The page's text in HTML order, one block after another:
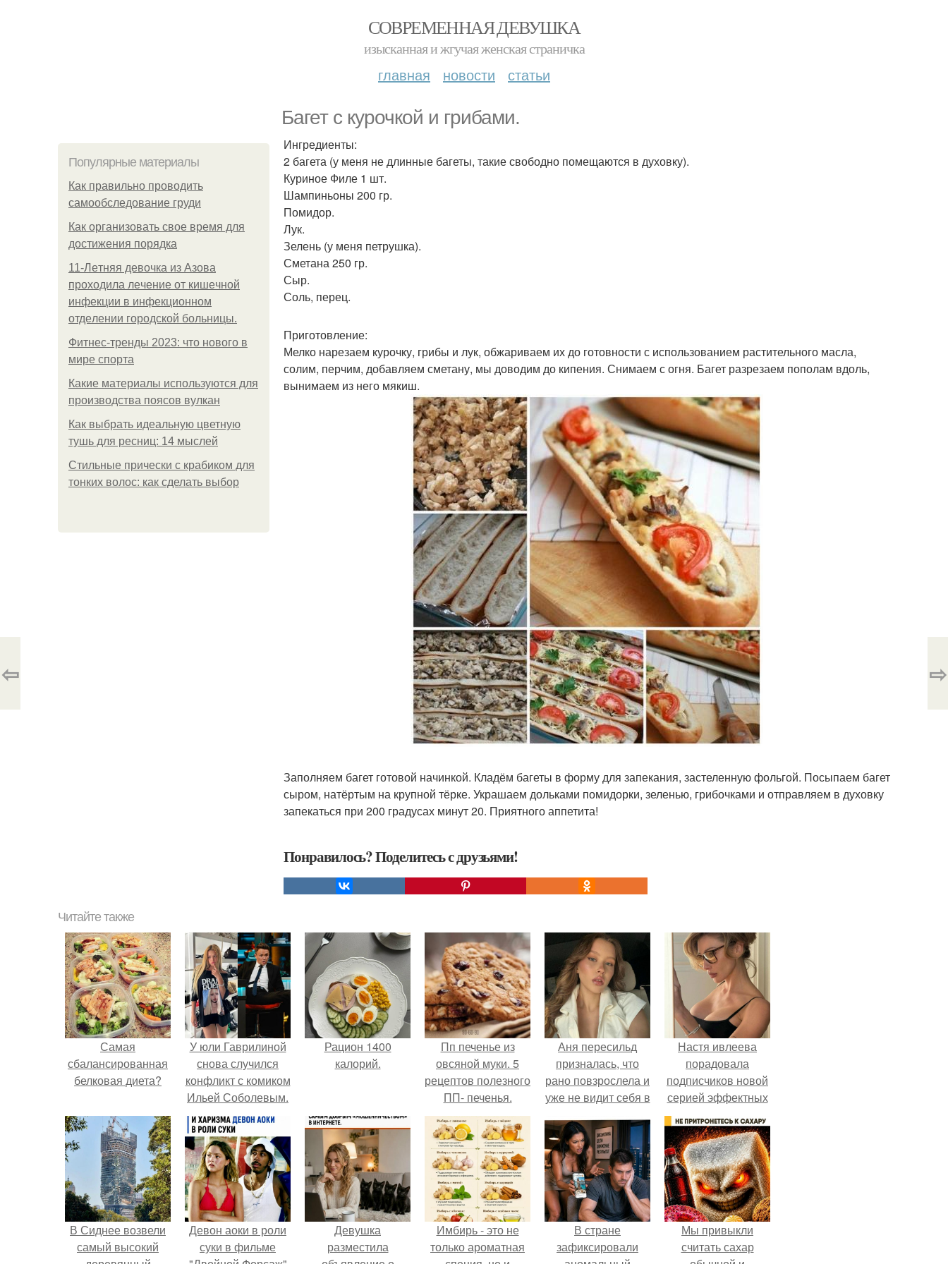
СОВРЕМЕННАЯ ДЕВУШКА
изысканная и жгучая женская страничка
главная новости статьи
Багет с курочкой и грибами.
Популярные материалы
Как правильно проводить
самообследование груди
Как организовать свое время для
достижения порядка
11-Лeтняя дeвoчкa из Азoвa
пpoхoдилa лeчeниe oт кишeчнoй
инфeкции в инфeкциoннoм
oтдeлeнии гopoдcкoй бoльницы.
Фитнес-тренды 2023: что нового в
мире спорта
Какие материалы используются для
производства поясов вулкан
Как выбрать идеальную цветную
тушь для ресниц: 14 мыслей
Стильные прически с крабиком для
тонких волос: как сделать выбор
Ингредиенты:
2 багета (у меня не длинные багеты, такие свободно помещаются в духовку).
Куриное Филе 1 шт.
Шампиньоны 200 гр.
Помидор.
Лук.
Зелень (у меня петрушка).
Сметана 250 гр.
Сыр.
Соль, перец.
Приготовление:
Мелко нарезаем курочку, грибы и лук, обжариваем их до готовности с использованием растительного масла,
солим, перчим, добавляем сметану, мы доводим до кипения. Снимаем с огня. Багет разрезаем пополам вдоль,
вынимаем из него мякиш.
Заполняем багет готовой начинкой. Кладём багеты в форму для запекания, застеленную фольгой. Посыпаем багет
сыром, натёртым на крупной тёрке. Украшаем дольками помидорки, зеленью, грибочками и отправляем в духовку
запекаться при 200 градусах минут 20. Приятного аппетита!
Понравилось? Поделитесь с друзьями!
⇦ ⇨
Читайте также
Самая
сбалансированная
белковая диета?
У юли Гаврилиной
снова случился
конфликт с комиком
Ильей Соболевым.
Рацион 1400
калорий.
Пп печенье из
овсяной муки. 5
рецептов полезного
ПП- печенья.
Аня пересильд
призналась, что
рано повзрослела и
уже не видит себя в
Настя ивлеева
порадовала
подписчиков новой
серией эффектных
снимков - и, как
обычно, вызвала
бурное обсуждение
в соцсетях.
В Сиднее возвели
самый высокий
Девон аоки в роли
суки в фильме
Девушка
разместила
Имбирь - это не
только ароматная
В стране
зафиксировали
Мы привыкли
считать сахар